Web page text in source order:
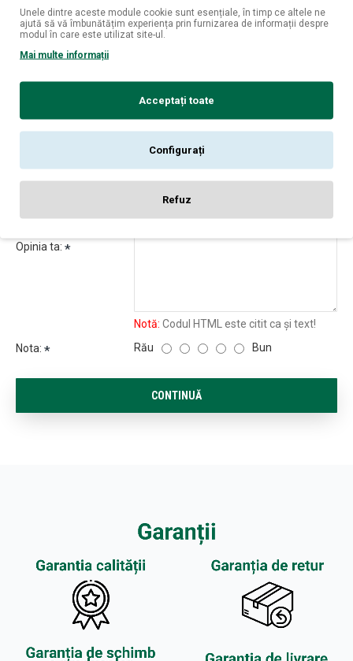
cadoul perfect pentru cineva care sigur se va bucura de el.
Experiența continuă, în orice direcție.
REVIEW-URI
Numele tău:
Opinia ta:
Notă: Codul HTML este citit ca şi text!
Nota:
Rău Bun
CONTINUĂ
Unele dintre aceste module cookie sunt esențiale, în timp ce altele ne
ajută să vă îmbunătățim experiența prin furnizarea de informații despre
modul în care este utilizat site-ul.
Mai multe informații
Acceptați toate
Configurați
Refuz